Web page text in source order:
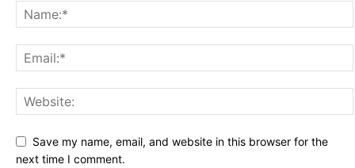
Save my name, email, and website in this browser for the
next time I comment.